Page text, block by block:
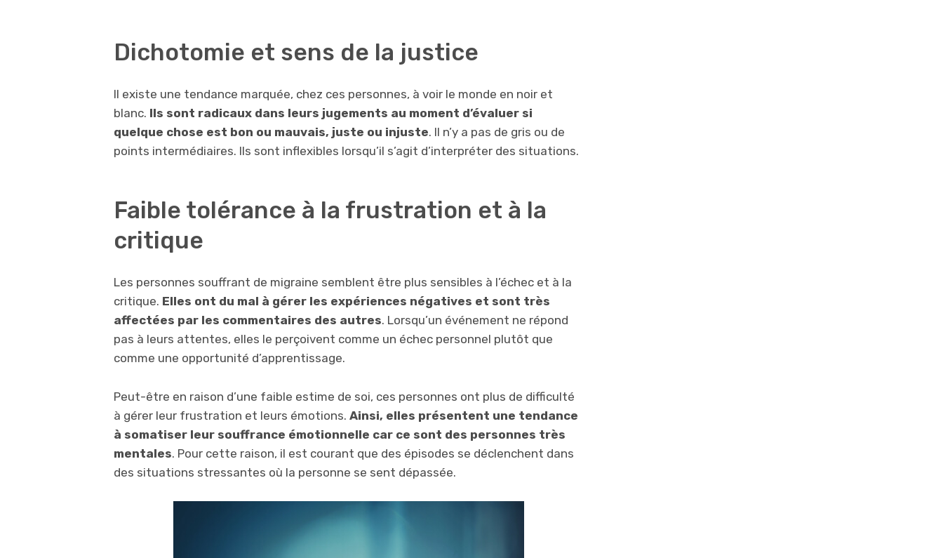
Dichotomie et sens de la justice
Il existe une tendance marquée, chez ces personnes, à voir le monde en noir et
blanc. Ils sont radicaux dans leurs jugements au moment d’évaluer si
quelque chose est bon ou mauvais, juste ou injuste. Il n’y a pas de gris ou de
points intermédiaires. Ils sont inflexibles lorsqu’il s’agit d’interpréter des situations.
Faible tolérance à la frustration et à la
critique
Les personnes souffrant de migraine semblent être plus sensibles à l’échec et à la
critique. Elles ont du mal à gérer les expériences négatives et sont très
affectées par les commentaires des autres. Lorsqu’un événement ne répond
pas à leurs attentes, elles le perçoivent comme un échec personnel plutôt que
comme une opportunité d’apprentissage.
Peut-être en raison d’une faible estime de soi, ces personnes ont plus de difficulté
à gérer leur frustration et leurs émotions. Ainsi, elles présentent une tendance
à somatiser leur souffrance émotionnelle car ce sont des personnes très
mentales. Pour cette raison, il est courant que des épisodes se déclenchent dans
des situations stressantes où la personne se sent dépassée.